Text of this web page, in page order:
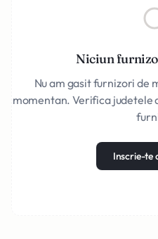
Niciun
Nu am gasit furnizori de
momentan. Verifica judetele
Inscrie-te